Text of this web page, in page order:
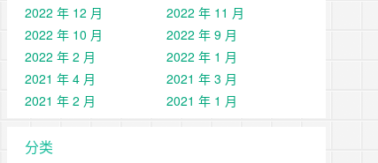
2022 年 12 月
2022 年 11 月
2022 年 10 月
2022 年 9 月
2022 年 2 月
2022 年 1 月
2021 年 4 月
2021 年 3 月
2021 年 2 月
2021 年 1 月
分类